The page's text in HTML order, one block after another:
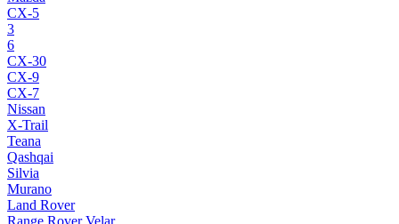
CX-5
3
6
CX-30
CX-9
CX-7
Nissan
X-Trail
Teana
Qashqai
Silvia
Murano
Land Rover
Range Rover Velar